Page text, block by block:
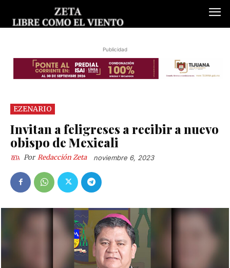
Publicidad
EZENARIO
Invitan a feligreses a recibir a nuevo
obispo de Mexicali
Por Redacción Zeta noviembre 6, 2023